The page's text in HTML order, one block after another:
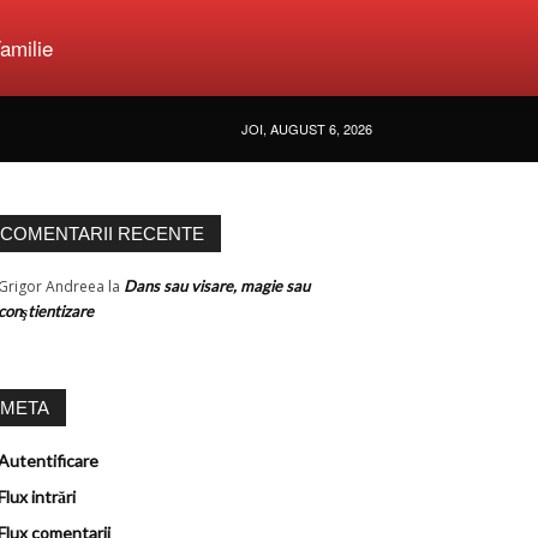
JOI, AUGUST 6, 2026
COMENTARII RECENTE
Grigor Andreea la Dans sau visare, magie sau
conştientizare
META
intrări
comentarii